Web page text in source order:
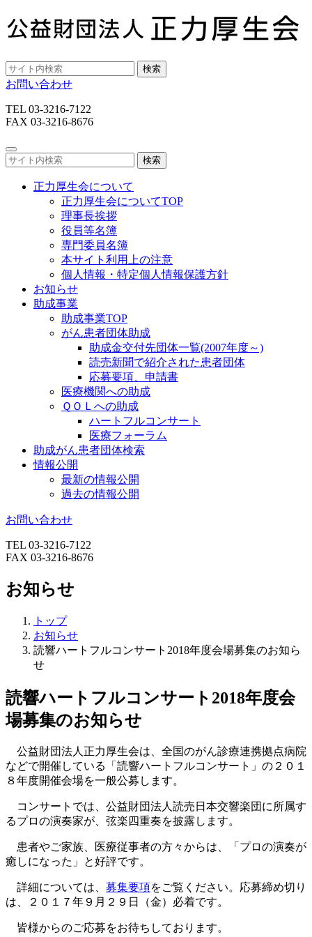
検索
お問い合わせ
TEL 03-3216-7122
FAX 03-3216-8676
検索
正力厚生会について
正力厚生会についてTOP
理事長挨拶
役員等名簿
専門委員名簿
本サイト利用上の注意
個人情報・特定個人情報保護方針
お知らせ
助成事業
助成事業TOP
がん患者団体助成
助成金交付先団体一覧(2007年度～)
読売新聞で紹介された患者団体
応募要項、申請書
医療機関への助成
ＱＯＬへの助成
ハートフルコンサート
医療フォーラム
助成がん患者団体検索
情報公開
最新の情報公開
過去の情報公開
お問い合わせ
TEL 03-3216-7122
FAX 03-3216-8676
お知らせ
トップ
お知らせ
読響ハートフルコンサート2018年度会場募集のお知ら
せ
読響ハートフルコンサート2018年度会
場募集のお知らせ
公益財団法人正力厚生会は、全国のがん診療連携拠点病院
などで開催している「読響ハートフルコンサート」の２０１
８年度開催会場を一般公募します。
コンサートでは、公益財団法人読売日本交響楽団に所属す
るプロの演奏家が、弦楽四重奏を披露します。
患者やご家族、医療従事者の方々からは、「プロの演奏が
癒しになった」と好評です。
詳細については、 募集要項をご覧ください。応募締め切り
は、２０１７年９月２９日（金）必着です。
皆様からのご応募をお待ちしております。